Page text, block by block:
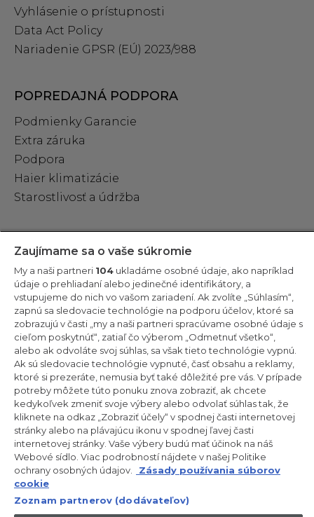
Vyhlásenie o prístupnosti
Data Act Policy
Nariadenie GPSR (EÚ) 2023/988
POPREDAJNÁ PODPORA
Podmienky Garancie
Extra záruka
Podpora
Haier klimatizácie
Starostlivosť a údržba
Zostaňte v kontakte!
Odoberajte náš newsletter
CANDY HOOVER GROUP S.r.I. – Jednoosobová spol. s r.o. –
PRÁVNE SÍDLO SPOLOČNOSTI: Via Comolli, 57 – 20861 Brugherio
(MB) – Taliansko – ADMINISTRATÍVNE SÍDLA: Via Privata Eden
Fumagalli snc – 20861 Brugherio (MB) a Via Trento č. 20/A-22 –
20871 Vimercate (MB) – Taliansko – Tel.: +39.039.2086.1 – Fax:
+39.039.2086.237 – Základné imanie 35 000 000,00 € plne
splatené – Daňové identifikačné číslo a číslo zápisu v obchodnom
registri Miláno-Monza-Brianza-Lodi 04666310158 – DIČ
00786860965 – Identifikačné číslo obchodnej jednotky: MB-
1033934 – Oprávnenie IT AEOF 211870 – Činnosť spoločnosti riadi a
koordinuje spoločnosť Candy S.p.A.
SK / Slovensko
Zaujímame sa o vaše súkromie
My a naši partneri 104 ukladáme osobné údaje, ako napríklad
údaje o prehliadaní alebo jedinečné identifikátory, a
vstupujeme do nich vo vašom zariadení. Ak zvolíte „Súhlasím“,
zapnú sa sledovacie technológie na podporu účelov, ktoré sa
zobrazujú v časti „my a naši partneri spracúvame osobné údaje s
cieľom poskytnúť“, zatiaľ čo výberom „Odmetnuť všetko“,
alebo ak odvoláte svoj súhlas, sa však tieto technológie vypnú.
Ak sú sledovacie technológie vypnuté, časť obsahu a reklamy,
ktoré si prezeráte, nemusia byť také dôležité pre vás. V prípade
potreby môžete túto ponuku znova zobraziť, ak chcete
kedykoľvek zmeniť svoje výbery alebo odvolať súhlas tak, že
kliknete na odkaz „Zobraziť účely“ v spodnej časti internetovej
stránky alebo na plávajúcu ikonu v spodnej ľavej časti
internetovej stránky. Vaše výbery budú mať účinok na náš
Webové sídlo. Viac podrobností nájdete v našej Politike
ochrany osobných údajov.
Zásady používania súborov
cookie
Zoznam partnerov (dodávateľov)